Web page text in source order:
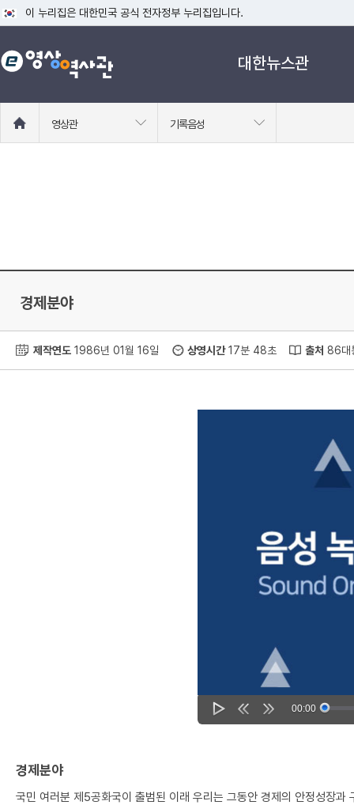
이 누리집은 대한민국 공식 전자정부 누리집입니다.
공식 누리집 주소 확인하기
go.kr 주소를 사용하는 누리집은 대한민국 정부기관이 관리하는 누리집입니
대한뉴스관
로
영상관 기록음성
경제분야
제작연도 1986년 01월 16일 상영시간17분 48초 출처 86대
경제분야
국민 여러분 제5공화국이 출범된 이래 우리는 그동안 경제의 안정성장